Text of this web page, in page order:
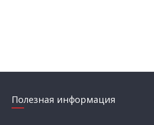
Полезная информация